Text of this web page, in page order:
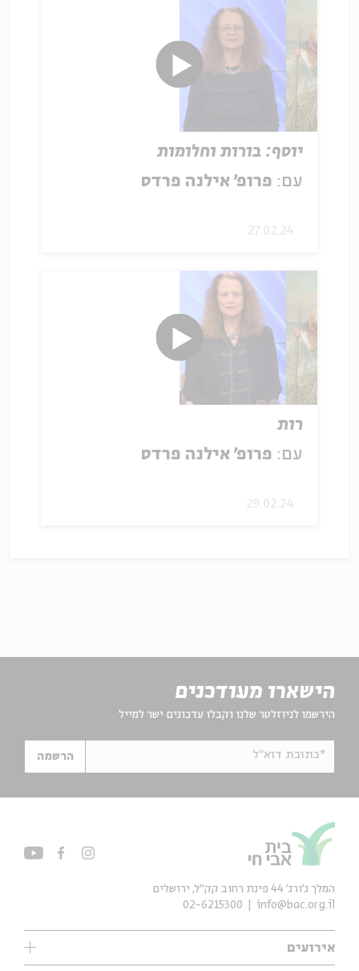
יוסף: בורות וחלומות
עם: פרופ' אילנה פרדס
27.02.24
רות
עם: פרופ' אילנה פרדס
29.02.24
הישארו מעודכנים
הירשמו לניוזלטר שלנו וקבלו עדכונים ישר למייל
*כתובת דוא"ל הרשמה
אירועים
המלך ג'ורג' 44 פינת רחוב קק״ל, ירושלים
info@bac.org.il
02-6215300